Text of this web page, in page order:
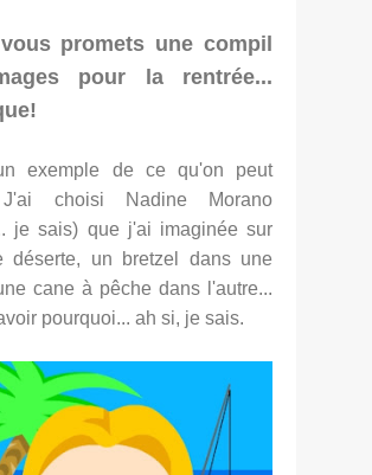
promets une compil
pour la rentrée...
exemple de ce qu'on peut
choisi Nadine Morano
je sais) que j'ai imaginée sur
déserte, un bretzel dans une
cane à pêche dans l'autre...
pourquoi... ah si, je sais.